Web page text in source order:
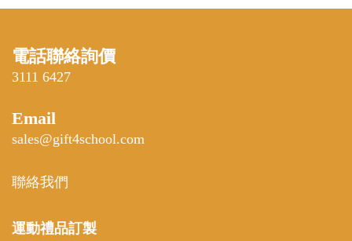
電話聯絡詢價
3111 6427
Email
sales@gift4school.com
聯絡我們
運動禮品訂製